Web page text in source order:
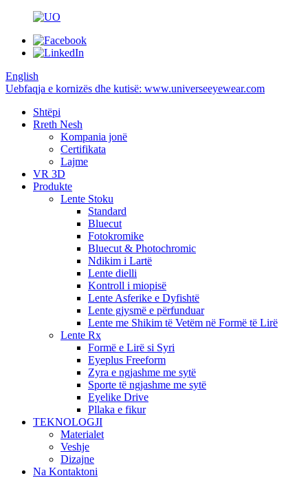
English
Uebfaqja e kornizës dhe kutisë: www.universeeyewear.com
Shtëpi
Rreth Nesh
Kompania jonë
Certifikata
Lajme
VR 3D
Produkte
Lente Stoku
Standard
Bluecut
Fotokromike
Bluecut & Photochromic
Ndikim i Lartë
Lente dielli
Kontroll i miopisë
Lente Asferike e Dyfishtë
Lente gjysmë e përfunduar
Lente me Shikim të Vetëm në Formë të Lirë
Lente Rx
Formë e Lirë si Syri
Eyeplus Freeform
Zyra e ngjashme me sytë
Sporte të ngjashme me sytë
Eyelike Drive
Pllaka e fikur
TEKNOLOGJI
Materialet
Veshje
Dizajne
Na Kontaktoni